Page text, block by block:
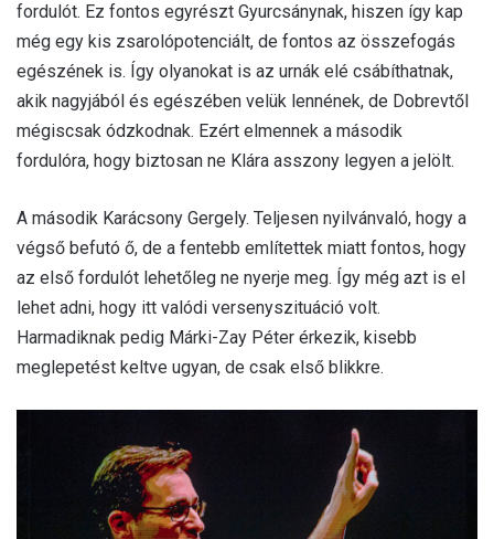
fordulót. Ez fontos egyrészt Gyurcsánynak, hiszen így kap
még egy kis zsarolópotenciált, de fontos az összefogás
egészének is. Így olyanokat is az urnák elé csábíthatnak,
akik nagyjából és egészében velük lennének, de Dobrevtől
mégiscsak ódzkodnak. Ezért elmennek a második
fordulóra, hogy biztosan ne Klára asszony legyen a jelölt.
A második Karácsony Gergely. Teljesen nyilvánvaló, hogy a
végső befutó ő, de a fentebb említettek miatt fontos, hogy
az első fordulót lehetőleg ne nyerje meg. Így még azt is el
lehet adni, hogy itt valódi versenyszituáció volt.
Harmadiknak pedig Márki-Zay Péter érkezik, kisebb
meglepetést keltve ugyan, de csak első blikkre.